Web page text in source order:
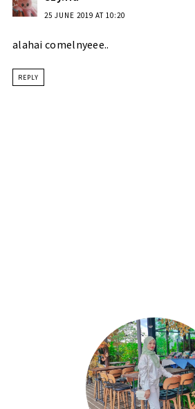
25 JUNE 2019 AT 10:20
alahai comelnyeee..
REPLY